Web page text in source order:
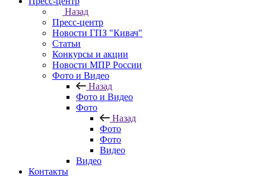
Назад
Пресс-центр
Новости ГПЗ "Кивач"
Статьи
Конкурсы и акции
Новости МПР России
Фото и Видео
Назад
Фото и Видео
Фото
Назад
Фото
Фото
Видео
Видео
Контакты